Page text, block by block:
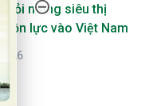
mảng siêu thị
dồn lực vào Việt Nam